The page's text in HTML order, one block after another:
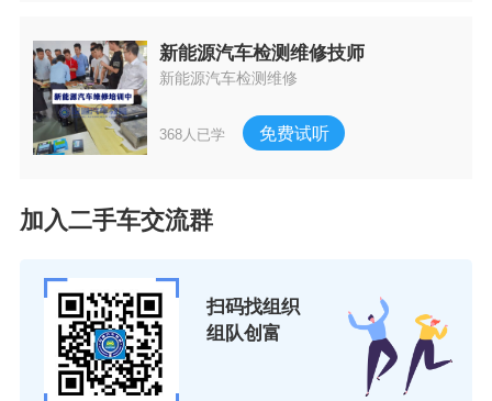
新能源汽车检测维修技师
新能源汽车检测维修
368人已学 免费试听
加入二手车交流群
扫码找组织
组队创富